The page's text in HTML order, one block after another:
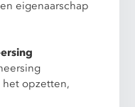
eigenaarschap
opzetten,